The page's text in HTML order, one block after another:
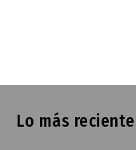
Lo más reciente